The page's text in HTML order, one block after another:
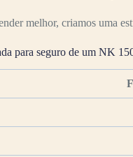
melhor, criamos uma
para seguro de um NK